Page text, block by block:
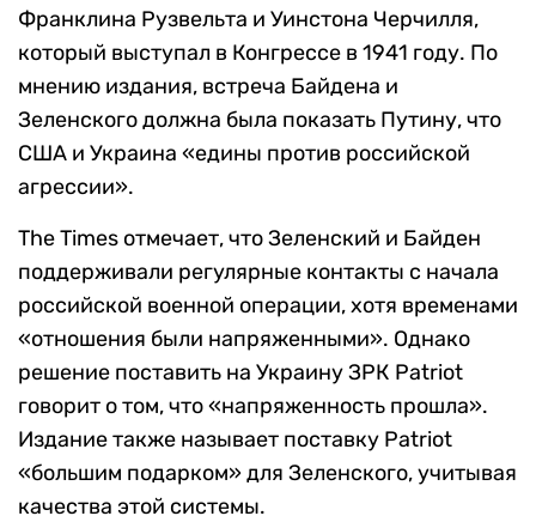
Франклина Рузвельта и Уинстона Черчилля,
который выступал в Конгрессе в 1941 году. По
мнению издания, встреча Байдена и
Зеленского должна была показать Путину, что
США и Украина «едины против российской
агрессии».
The Times отмечает, что Зеленский и Байден
поддерживали регулярные контакты с начала
российской военной операции, хотя временами
«отношения были напряженными». Однако
решение поставить на Украину ЗРК Patriot
говорит о том, что «напряженность прошла».
Издание также называет поставку Patriot
«большим подарком» для Зеленского, учитывая
качества этой системы.